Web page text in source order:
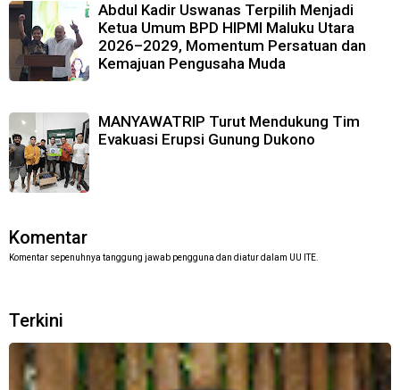
Abdul Kadir Uswanas Terpilih Menjadi
Ketua Umum BPD HIPMI Maluku Utara
2026–2029, Momentum Persatuan dan
Kemajuan Pengusaha Muda
MANYAWATRIP Turut Mendukung Tim
Evakuasi Erupsi Gunung Dukono
Komentar
Komentar sepenuhnya tanggung jawab pengguna dan diatur dalam UU ITE.
Terkini